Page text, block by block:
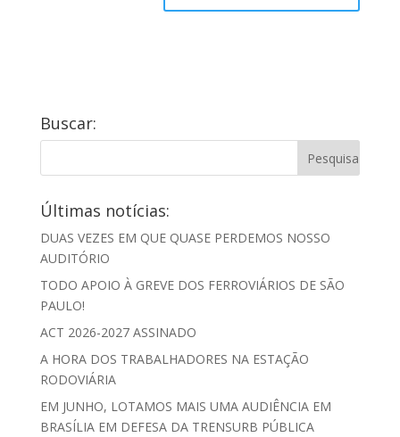
Buscar:
Últimas notícias:
DUAS VEZES EM QUE QUASE PERDEMOS NOSSO
AUDITÓRIO
TODO APOIO À GREVE DOS FERROVIÁRIOS DE SÃO
PAULO!
ACT 2026-2027 ASSINADO
A HORA DOS TRABALHADORES NA ESTAÇÃO
RODOVIÁRIA
EM JUNHO, LOTAMOS MAIS UMA AUDIÊNCIA EM
BRASÍLIA EM DEFESA DA TRENSURB PÚBLICA